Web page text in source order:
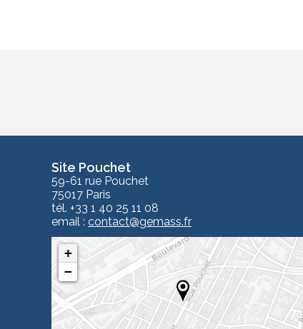
Site Pouchet
59-61 rue Pouchet
75017 Paris
tél. +33 1 40 25 11 08
email : contact@gemass.fr
+
−